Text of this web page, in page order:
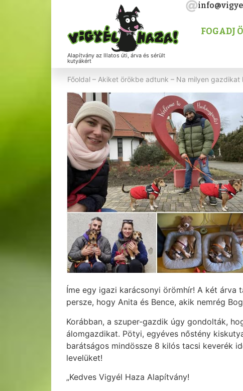
Alapítvány az Illatos úti, árva és sérült
kutyákért
FOGADJ
Főoldal – Akiket örökbe adtunk – Na milyen gazdikat
Íme egy igazi karácsonyi örömhír! A két árva
persze, hogy Anita és Bence, akik nemrég
Korábban, a szuper-gazdik úgy gondolták,
álomgazdikat. Pötyi, egyéves nőstény
barátságos mindössze 8 kilós tacsi keverék
levelüket!
„Kedves Vigyél Haza Alapítvány!